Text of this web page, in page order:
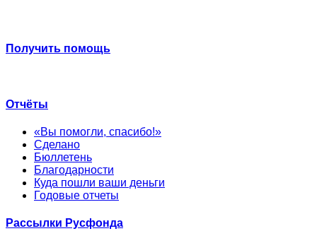
Получить помощь
Отчёты
«Вы помогли, спасибо!»
Сделано
Бюллетень
Благодарности
Куда пошли ваши деньги
Годовые отчеты
Рассылки Русфонда